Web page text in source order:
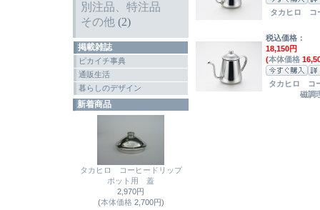
別注品、特注品
その他 (2)
掲載雑誌
ピカイチ事典
通販生活
暮らしのデザイン
新着商品
タカヒロ コーヒードリップ
ポット用 蓋
2,970円
(本体価格2,700円)
タカヒロ コ
税込価格：
18,150円
(本体価格
タカヒロ コ
磁調